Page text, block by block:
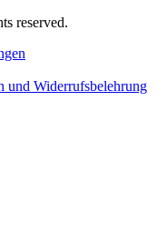
reserved.
und Widerrufsbelehrung